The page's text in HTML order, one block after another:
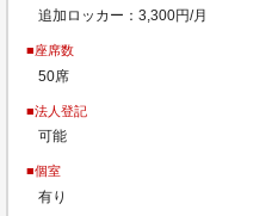
追加ロッカー：3,300円/月
■座席数
50席
■法人登記
可能
■個室
有り